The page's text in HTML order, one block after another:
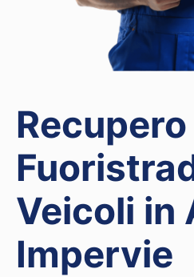
Recupero
Veicoli in
Impervie